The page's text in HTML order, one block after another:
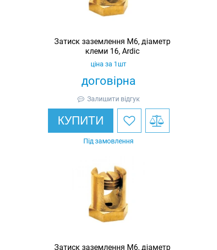
Затиск заземлення M6, діаметр
клеми 16, Ardic
договірна
ціна за 1шт
Залишити відгук
КУПИТИ
Під замовлення
Затиск заземлення M6, діаметр